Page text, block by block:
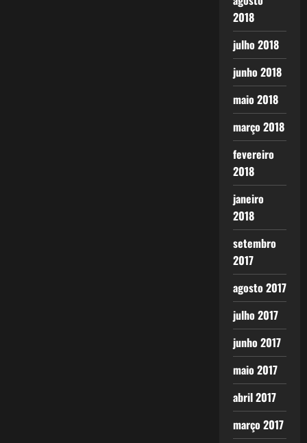
2018
julho 2018
junho 2018
maio 2018
março 2018
fevereiro
2018
janeiro
2018
setembro
2017
agosto 2017
julho 2017
junho 2017
maio 2017
abril 2017
março 2017